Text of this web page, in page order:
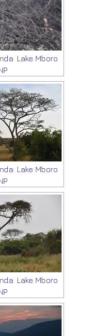
Lake Mboro
Lake Mboro
Lake Mboro